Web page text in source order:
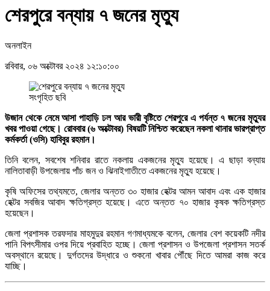
শেরপুরে বন্যায় ৭ জনের মৃত্যু
অনলাইন
রবিবার, ০৬ অক্টোবর ২০২৪ ১২:১০:০০
সংগৃহিত ছবি
উজান থেকে নেমে আসা পাহাড়ি ঢল আর ভারী বৃষ্টিতে শেরপুরে এ পর্যন্ত ৭ জনের মৃত্যুর
খবর পাওয়া গেছে। রোববার (৬ অক্টোবর) বিষয়টি নিশ্চিত করেছেন নকলা থানার ভারপ্রাপ্ত
কর্মকর্তা (ওসি) হাবিবুর রহমান।
তিনি বলেন, সবশেষ শনিবার রাতে নকলায় একজনের মৃত্যু হয়েছে। এ ছাড়া বন্যায়
নালিতাবাড়ী উপজেলায় পাঁচ জন ও ঝিনাইগাতীতে একজনের মৃত্যু হয়েছে।
কৃষি অফিসের তথ্যমতে, জেলার অন্তত ৩০ হাজার হেক্টর আমন আবাদ এবং এক হাজার
হেক্টর সবজির আবাদ ক্ষতিগ্রস্ত হয়েছে। এতে অন্তত ৭০ হাজার কৃষক ক্ষতিগ্রস্ত
হয়েছেন।
জেলা প্রশাসক তরফদার মাহমুদুর রহমান গণমাধ্যমকে বলেন, জেলার বেশ কয়েকটি নদীর
পানি বিপৎসীমার ওপর দিয়ে প্রবাহিত হচ্ছে। জেলা প্রশাসন ও উপজেলা প্রশাসন সতর্ক
অবস্থানে রয়েছে। দুর্গতদের উদ্ধারে ও শুকনো খাবার পৌঁছে দিতে আমরা কাজ করে
যাচ্ছি।